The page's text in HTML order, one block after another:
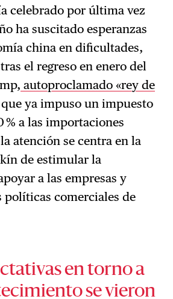
celebrado por última vez
ha suscitado esperanzas
china en dificultades,
el regreso en enero del
autoproclamado «rey de
ya impuso un impuesto
% a las importaciones
atención se centra en la
de estimular la
a las empresas y
políticas comerciales de
en torno a
se vieron